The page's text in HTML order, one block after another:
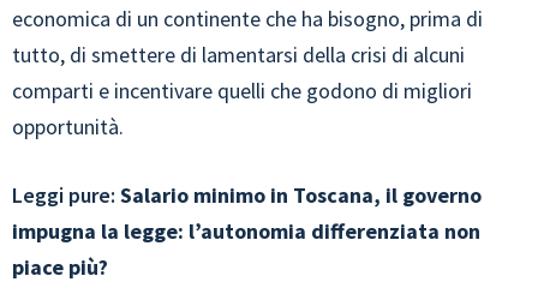
economica di un continente che ha bisogno, prima di
tutto, di smettere di lamentarsi della crisi di alcuni
comparti e incentivare quelli che godono di migliori
opportunità.
Leggi pure: Salario minimo in Toscana, il governo
impugna la legge: l’autonomia differenziata non
piace più?